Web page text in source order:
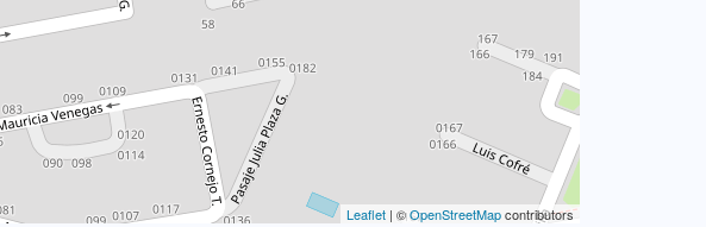
Leaflet | ©OpenStreetMapcontributors